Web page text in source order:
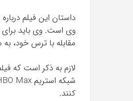
داستان این فیلم
وی است. وی باید برای
مقابله با ترس خود،
کنند.